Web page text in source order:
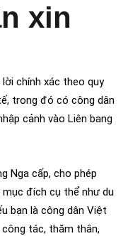
xin
chính xác theo quy
trong đó có công dân
cảnh vào Liên bang
Nga cấp, cho phép
mục đích cụ thể như du
bạn là công dân Việt
công tác, thăm thân,